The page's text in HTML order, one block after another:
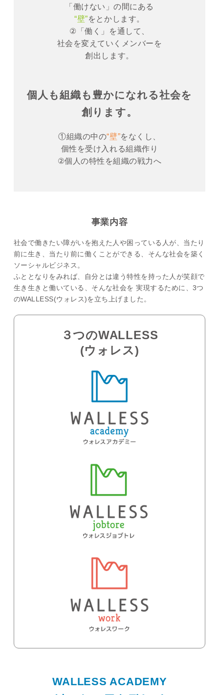
「働けない」の間にある
“壁”をとかします。
②「働く」を通して、
社会を変えていくメンバーを
創出します。
個人も組織も豊かになれる社会を
創ります。
①組織の中の“壁”をなくし、
個性を受け入れる組織作り
②個人の特性を組織の戦力へ
事業内容
社会で働きたい障がいを抱えた人や困っている人が、当たり
前に生き、当たり前に働くことができる、そんな社会を築く
ソーシャルビジネス。
ふととなりをみれば、自分とは違う特性を持った人が笑顔で
生き生きと働いている、そんな社会を 実現するために、3つ
のWALLESS(ウォレス)を立ち上げました。
３つのWALLESS
(ウォレス)
WALLESS ACADEMY